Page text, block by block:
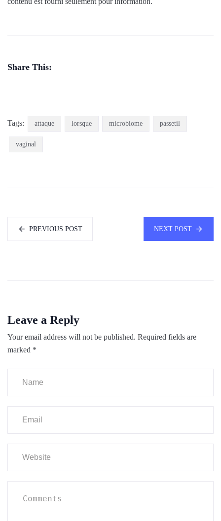
Share This:
Tags: attaque lorsque microbiome passetil
vaginal
PREVIOUS POST NEXT POST
Leave a Reply
Your email address will not be published. Required fields are
marked *